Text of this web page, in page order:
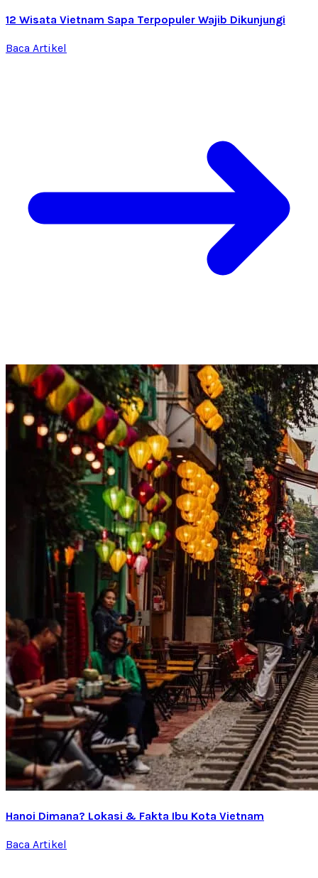
12 Wisata Vietnam Sapa Terpopuler Wajib Dikunjungi
Baca Artikel
Hanoi Dimana? Lokasi & Fakta Ibu Kota Vietnam
Baca Artikel